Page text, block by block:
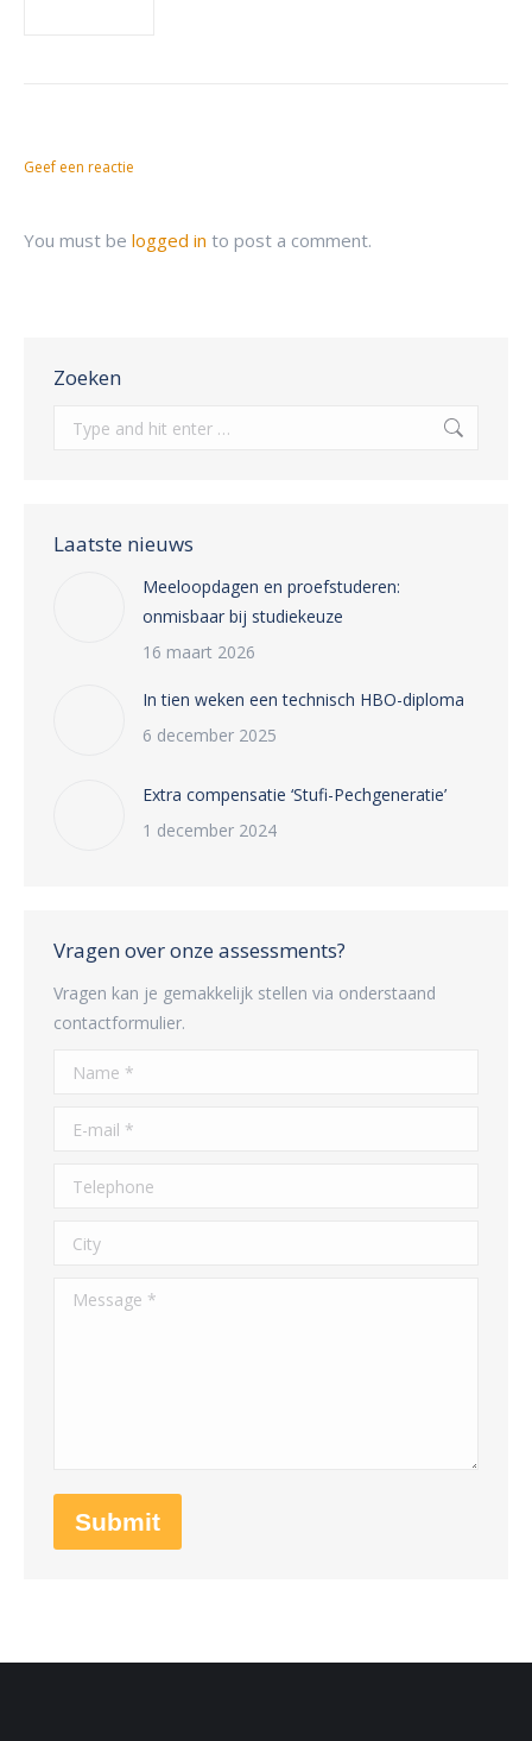
Geef een reactie
You must be logged in to post a comment.
Zoeken
Search:
Laatste nieuws
Meeloopdagen en proefstuderen:
onmisbaar bij studiekeuze
16 maart 2026
In tien weken een technisch HBO-diploma
6 december 2025
Extra compensatie ‘Stufi-Pechgeneratie’
1 december 2024
Vragen over onze assessments?
Vragen kan je gemakkelijk stellen via onderstaand
contactformulier.
Name *
E-mail *
Telephone
City
Message *
Submit